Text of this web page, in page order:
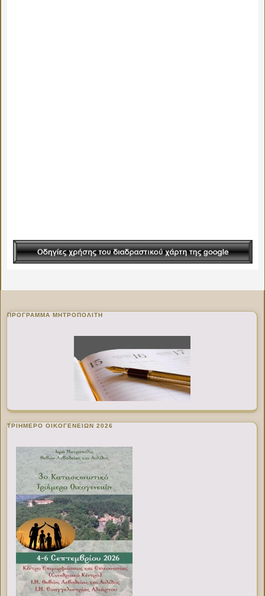
ΠΡΌΓΡΑΜΜΑ ΜΗΤΡΟΠΟΛΊΤΗ
ΤΡΙΗΜΕΡΟ ΟΙΚΟΓΕΝΕΙΩΝ 2026